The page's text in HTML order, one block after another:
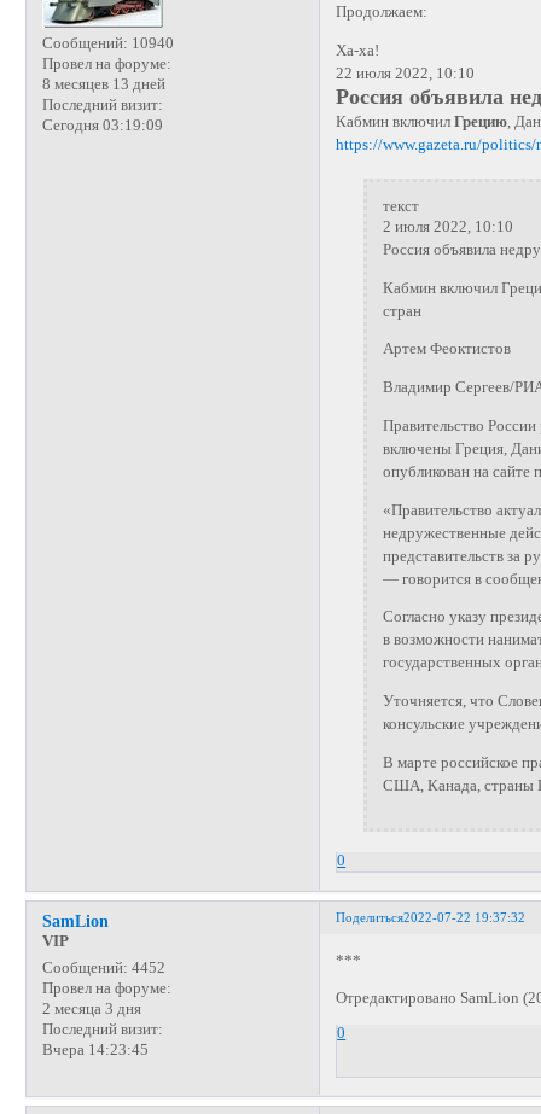
Сообщений: 10940
Провел на форуме:
8 месяцев 13 дней
Последний визит:
Сегодня 03:19:09
Продолжаем:
Ха-ха!
22 июля 2022, 10:10
Россия объявила
Кабмин включилГрецию,
https://www.gazeta.ru/
текст
2 июля 2022, 10:10
Россия объявила
Кабмин включил
стран
Артем Феоктистов
Владимир Сергеев/
Правительство
включены Греция,
опубликован на сайте
«Правительство
недружественные
представительств за
— говорится в
Согласно указу
в возможности
государственных
Уточняется, что
консульские
В марте российское
США, Канада, страны
0
Поделиться2022-07-22 19:37:32
SamLion
VIP
Сообщений: 4452
Провел на форуме:
2 месяца 3 дня
Последний визит:
Вчера 14:23:45
***
Отредактировано SamLion
0